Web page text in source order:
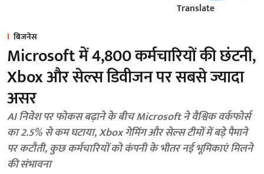
Translate
बिजनेस
Microsoft में 4,800 कर्मचारियों की छंटनी,
Xbox और सेल्स डिवीजन पर सबसे ज्यादा
असर
AI निवेश पर फोकस बढ़ाने के बीच Microsoft ने वैश्विक वर्कफोर्स
का 2.5% से कम घटाया, Xbox गेमिंग और सेल्स टीमों में बड़े पैमाने
पर कटौती, कुछ कर्मचारियों को कंपनी के भीतर नई भूमिकाएं मिलने
की संभावना